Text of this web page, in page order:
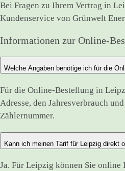
Bei Fragen zu Ihrem Vertrag in
Kundenservice von Grünwelt
Informationen zur Online-
Welche Angaben benötige ich für die
Für die Online-Bestellung in
Adresse, den Jahresverbrauch
Zählernummer.
Kann ich meinen Tarif für Leipzig direkt
Ja. Für Leipzig können Sie